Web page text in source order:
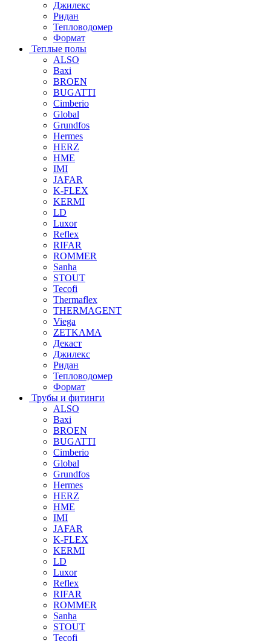
Джилекс
Ридан
Тепловодомер
Формат
Теплые полы
ALSO
Baxi
BROEN
BUGATTI
Cimberio
Global
Grundfos
Hermes
HERZ
HME
IMI
JAFAR
K-FLEX
KERMI
LD
Luxor
Reflex
RIFAR
ROMMER
Sanha
STOUT
Tecofi
Thermaflex
THERMAGENT
Viega
ZETKAMA
Декаст
Джилекс
Ридан
Тепловодомер
Формат
Трубы и фитинги
ALSO
Baxi
BROEN
BUGATTI
Cimberio
Global
Grundfos
Hermes
HERZ
HME
IMI
JAFAR
K-FLEX
KERMI
LD
Luxor
Reflex
RIFAR
ROMMER
Sanha
STOUT
Tecofi